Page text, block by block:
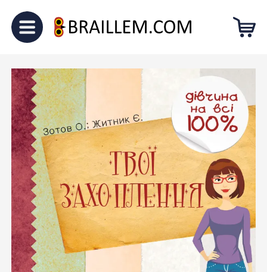
Головна Для підлітків
Дівчина
на всі 100%. Твої захоплення